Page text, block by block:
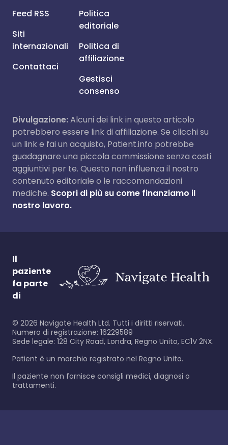
Feed RSS
Siti
internazionali
Contattaci
Politica
editoriale
Politica di
affiliazione
Gestisci
consenso
Divulgazione:Alcuni dei link in questo articolo
potrebbero essere link di affiliazione. Se clicchi su
un link e fai un acquisto, Patient.info potrebbe
guadagnare una piccola commissione senza costi
aggiuntivi per te. Questo non influenza il nostro
contenuto editoriale o le raccomandazioni
mediche. Scopri di più su come finanziamo il
nostro lavoro.
Il
paziente
fa parte
di
© 2026 Navigate Health Ltd. Tutti i diritti riservati.
Numero di registrazione: 16229589
Sede legale: 128 City Road, Londra, Regno Unito, EC1V 2NX.
Patient è un marchio registrato nel Regno Unito.
Il paziente non fornisce consigli medici, diagnosi o
trattamenti.